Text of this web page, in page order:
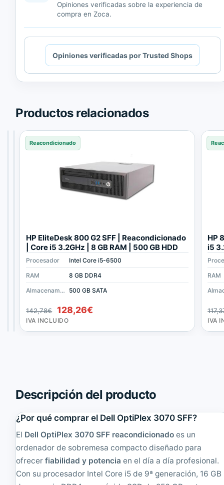
Opiniones verificadas sobre la experiencia de
compra en Zoca.
Cargando
contenido
de
Opiniones verificadas por Trusted Shops
Productos relacionados
Reacondicionado
k
e
M
0
F
F
R
e
Procesador
Intel Core i3 530
RAM
4 GB DDR3
Almacenamiento 160 GB SATA
INCLUIDO
Reacondicionado
s
k
O
r
e
a
d
o
r
S
Procesador
Intel Core i5-4570
RAM
8 GB DDR3
Almacenamiento - Sin disco -
IVA
INCLUIDO
Reacondicionado
HP EliteDesk 800 G2 SFF | Reacondicionado
| Core i5 3.2GHz | 8 GB RAM | 500 GB HDD
Procesador
Intel Core i5-6500
RAM
8 GB DDR4
Almacenamiento
500 GB SATA
142,78€
El
precio
original
128,26€
actual
IVA INCLUIDO
HP
i5
RAM
IVA
Descripción del producto
¿Por qué comprar el Dell OptiPlex 3070 SFF?
El Dell OptiPlex 3070 SFF reacondicionado es un
ordenador de sobremesa compacto diseñado para
ofrecerfiabilidad y potencia en el día a día profesional.
Con su procesador Intel Core i5 de 9ª generación, 16 GB